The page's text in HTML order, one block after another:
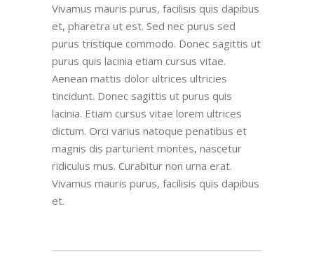
Vivamus mauris purus, facilisis quis dapibus
et, pharetra ut est. Sed nec purus sed
purus tristique commodo. Donec sagittis ut
purus quis lacinia etiam cursus vitae.
Aenean mattis dolor ultrices ultricies
tincidunt. Donec sagittis ut purus quis
lacinia. Etiam cursus vitae lorem ultrices
dictum. Orci varius natoque penatibus et
magnis dis parturient montes, nascetur
ridiculus mus. Curabitur non urna erat.
Vivamus mauris purus, facilisis quis dapibus
et.